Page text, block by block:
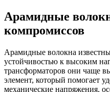
Арамидные
компромиссов
Арамидные волокна
устойчивостью к высоким
трансформаторов они чаще
элемент, который помогает
механические напряжения,